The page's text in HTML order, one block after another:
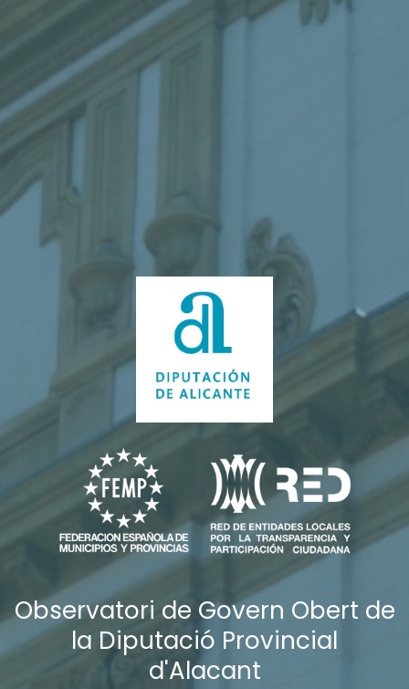
Observatori de Govern Obert de
la Diputació Provincial
d'Alacant